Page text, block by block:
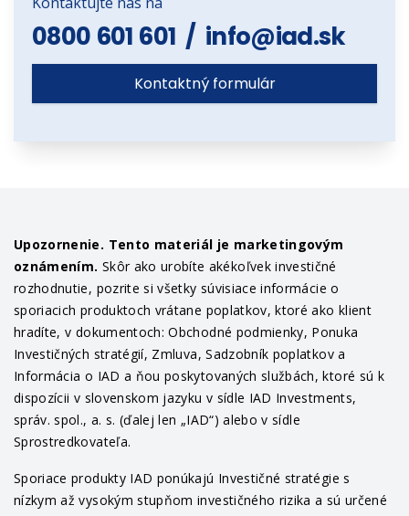
0800 601 601 / info@iad.sk
Kontaktný formulár
Upozornenie. Tento materiál je marketingovým
oznámením. Skôr ako urobíte akékoľvek investičné
rozhodnutie, pozrite si všetky súvisiace informácie o
sporiacich produktoch vrátane poplatkov, ktoré ako klient
hradíte, v dokumentoch: Obchodné podmienky, Ponuka
Investičných stratégií, Zmluva, Sadzobník poplatkov a
Informácia o IAD a ňou poskytovaných službách, ktoré sú k
dispozícii v slovenskom jazyku v sídle IAD Investments,
správ. spol., a. s. (ďalej len „IAD“) alebo v sídle
Sprostredkovateľa.
Sporiace produkty IAD ponúkajú Investičné stratégie s
nízkym až vysokým stupňom investičného rizika a sú určené